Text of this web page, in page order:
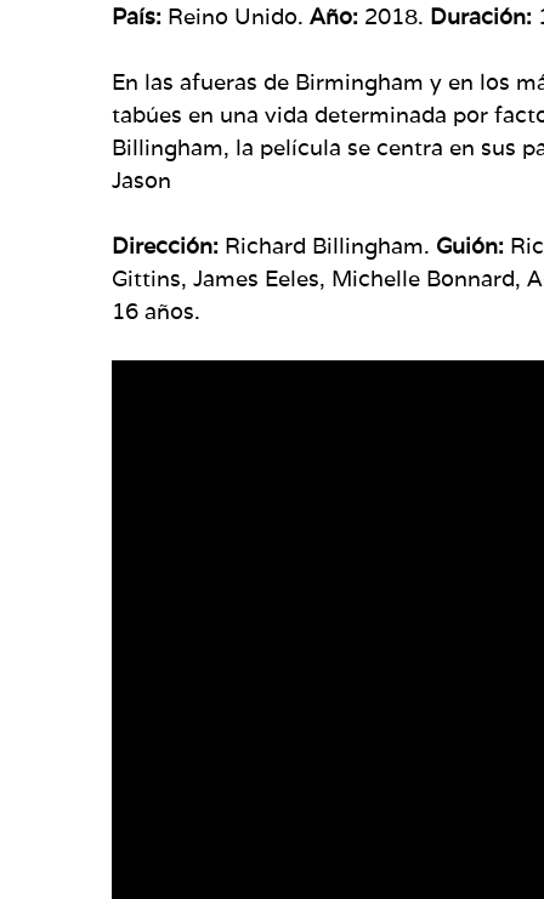
País: Reino Unido. Año: 2018. Duración:
En las afueras de Birmingham y en los
tabúes en una vida determinada por
Billingham, la película se centra en sus
Jason
Dirección: Richard Billingham. Guión:
Gittins, James Eeles, Michelle Bonnard,
16 años.